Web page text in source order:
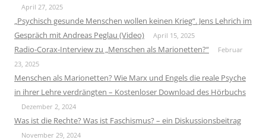
April 27, 2025
„Psychisch gesunde Menschen wollen keinen Krieg“. Jens Lehrich im
Gespräch mit Andreas Peglau (Video)
April 15, 2025
Radio-Corax-Interview zu „Menschen als Marionetten?“
Februar
23, 2025
Menschen als Marionetten? Wie Marx und Engels die reale Psyche
in ihrer Lehre verdrängten – Kostenloser Download des Hörbuchs
Dezember 2, 2024
Was ist die Rechte? Was ist Faschismus? – ein Diskussionsbeitrag
November 29, 2024